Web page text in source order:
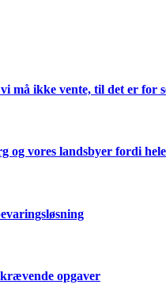
må ikke vente, til det er for
og vores landsbyer fordi
opgaver